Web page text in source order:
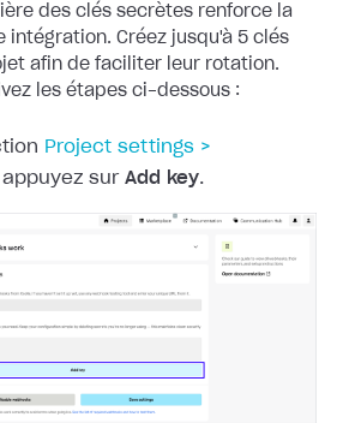
des clés secrètes renforce la
intégration. Créez jusqu'à 5 clés
afin de faciliter leur rotation.
les étapes ci-dessous :
Project settings >
appuyez sur Add key.